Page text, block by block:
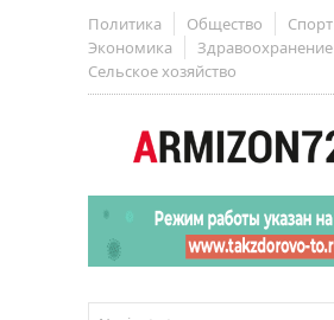
Политика Общество
Спорт
Экономика
Здравоохранение
Сельское хозяйство